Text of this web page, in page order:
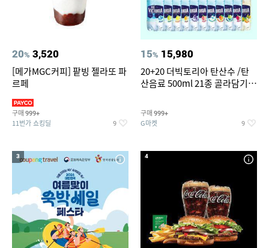
라인댄스옷
20% 3,520
[메가MGC커피] 팥빙 젤라또 파
르페
구매 999+
11번가 쇼킹딜 9
15% 15,980
20+20 더빅토리아 탄산수 /탄
산음료 500ml 21종 골라담기
구매 999+
G마켓 9
3 4